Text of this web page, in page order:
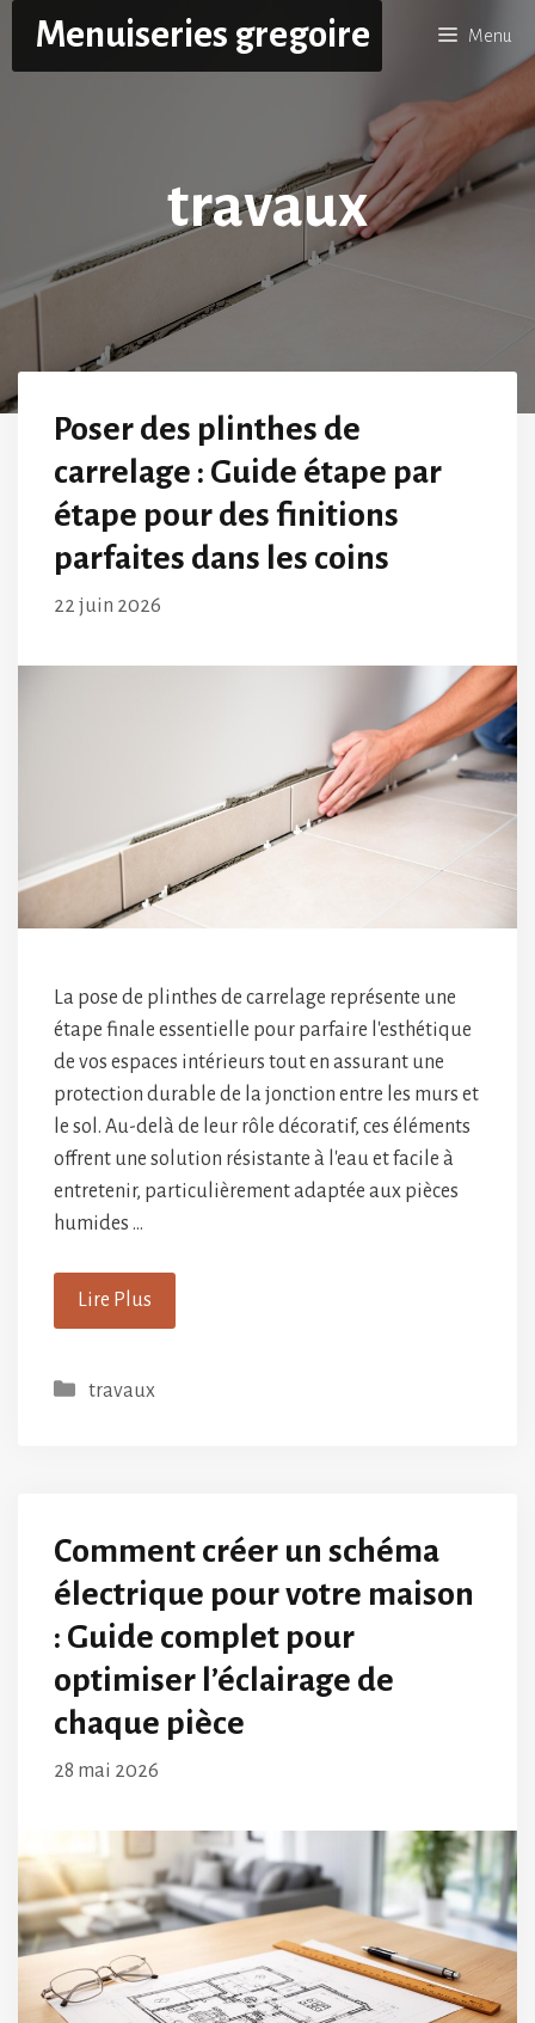
contenu
Menuiseries gregoire Menu
travaux
Poser des plinthes de
carrelage : Guide étape par
étape pour des finitions
parfaites dans les coins
22 juin 2026
La pose de plinthes de carrelage représente une
étape finale essentielle pour parfaire l'esthétique
de vos espaces intérieurs tout en assurant une
protection durable de la jonction entre les murs et
le sol. Au-delà de leur rôle décoratif, ces éléments
offrent une solution résistante à l'eau et facile à
entretenir, particulièrement adaptée aux pièces
humides …
Lire Plus
Catégories
travaux
Comment créer un schéma
électrique pour votre maison
: Guide complet pour
optimiser l’éclairage de
chaque pièce
28 mai 2026